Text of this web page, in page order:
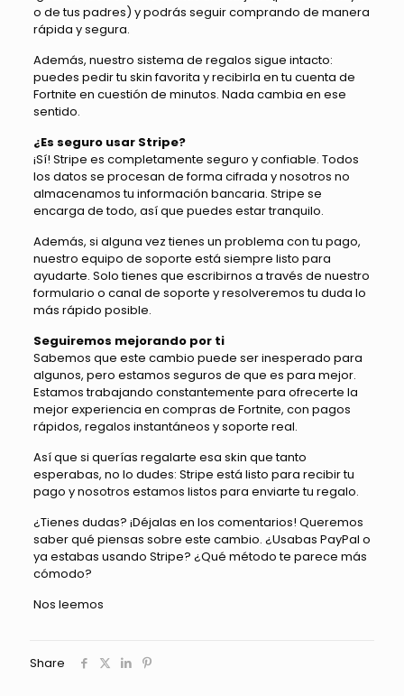
o de tus padres) y podrás seguir comprando de manera
rápida y segura.
Además, nuestro sistema de regalos sigue intacto:
puedes pedir tu skin favorita y recibirla en tu cuenta de
Fortnite en cuestión de minutos. Nada cambia en ese
sentido.
¿Es seguro usar Stripe?
¡Sí! Stripe es completamente seguro y confiable. Todos
los datos se procesan de forma cifrada y nosotros no
almacenamos tu información bancaria. Stripe se
encarga de todo, así que puedes estar tranquilo.
Además, si alguna vez tienes un problema con tu pago,
nuestro equipo de soporte está siempre listo para
ayudarte. Solo tienes que escribirnos a través de nuestro
formulario o canal de soporte y resolveremos tu duda lo
más rápido posible.
Seguiremos mejorando por ti
Sabemos que este cambio puede ser inesperado para
algunos, pero estamos seguros de que es para mejor.
Estamos trabajando constantemente para ofrecerte la
mejor experiencia en compras de Fortnite, con pagos
rápidos, regalos instantáneos y soporte real.
Así que si querías regalarte esa skin que tanto
esperabas, no lo dudes: Stripe está listo para recibir tu
pago y nosotros estamos listos para enviarte tu regalo.
¿Tienes dudas? ¡Déjalas en los comentarios! Queremos
saber qué piensas sobre este cambio. ¿Usabas PayPal o
ya estabas usando Stripe? ¿Qué método te parece más
cómodo?
Nos leemos
Share